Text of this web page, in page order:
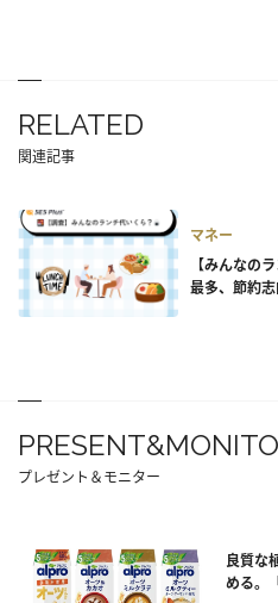
RELATED
関連記事
マネー
【みんなの
最多、節約志
プレゼント＆モニター
良質な
める。